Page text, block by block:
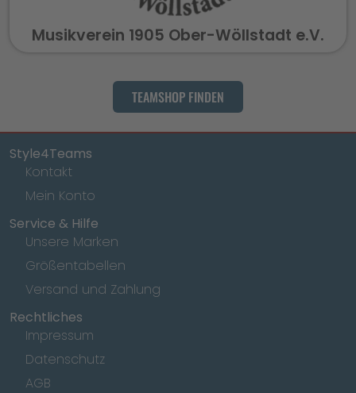
Musikverein 1905 Ober-Wöllstadt e.V.
TEAMSHOP FINDEN
Style4Teams
Kontakt
Mein Konto
Service & Hilfe
Unsere Marken
Größentabellen
Versand und Zahlung
Rechtliches
Impressum
Datenschutz
AGB